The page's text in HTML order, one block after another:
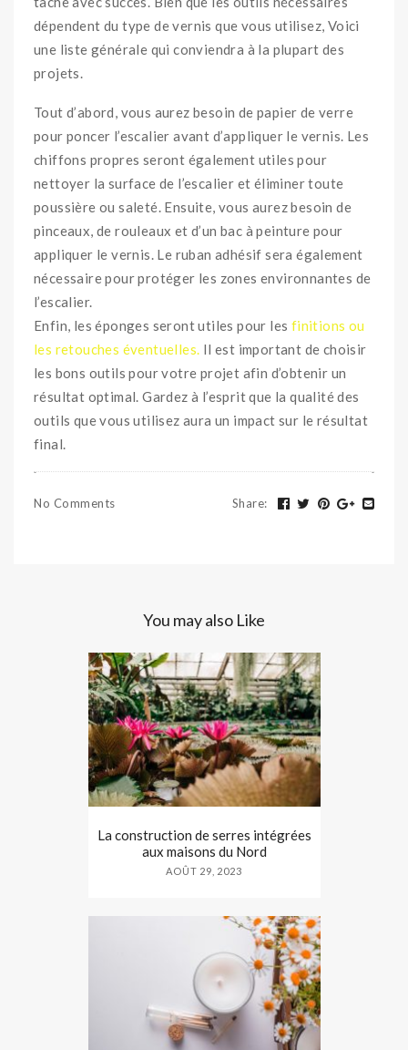
dépendent du type de vernis que vous utilisez, Voici
une liste générale qui conviendra à la plupart des
projets.
Tout d’abord, vous aurez besoin de papier de verre
pour poncer l’escalier avant d’appliquer le vernis. Les
chiffons propres seront également utiles pour
nettoyer la surface de l’escalier et éliminer toute
poussière ou saleté. Ensuite, vous aurez besoin de
pinceaux, de rouleaux et d’un bac à peinture pour
appliquer le vernis. Le ruban adhésif sera également
nécessaire pour protéger les zones environnantes de
l’escalier.
Enfin, les éponges seront utiles pour les finitions ou
les retouches éventuelles. Il est important de choisir
les bons outils pour votre projet afin d’obtenir un
résultat optimal. Gardez à l’esprit que la qualité des
outils que vous utilisez aura un impact sur le résultat
final.
No Comments Share:
You may also Like
La construction de serres intégrées
aux maisons du Nord
AOÛT 29, 2023